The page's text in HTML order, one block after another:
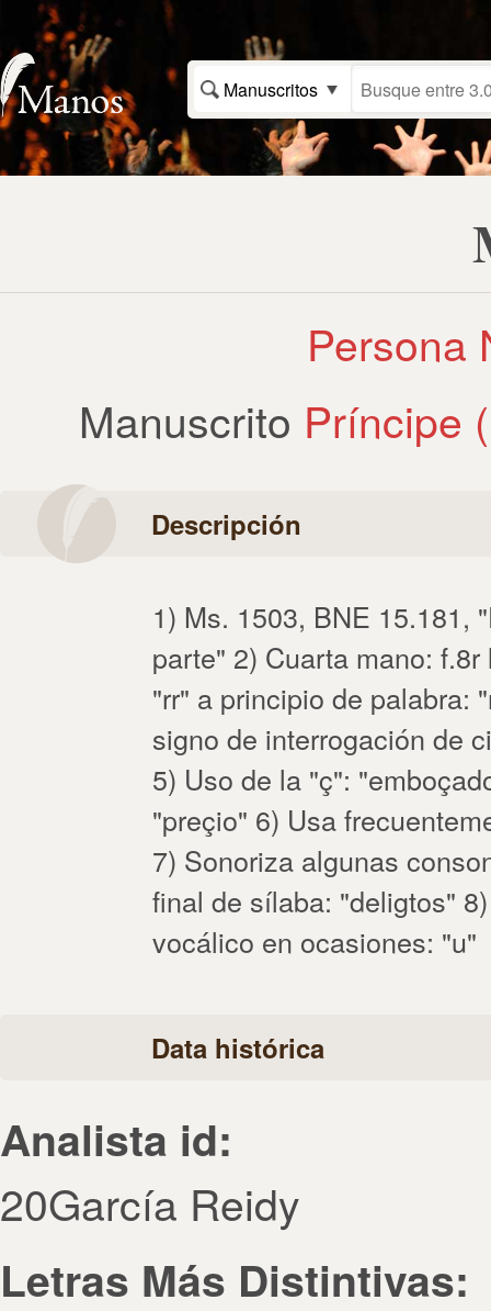
Manuscritos
Persona
Manuscrito Príncipe
Descripción
1) Ms. 1503, BNE 15.181,
parte" 2) Cuarta mano:
"rr" a principio de palabra:
signo de interrogación de
5) Uso de la "ç":
"preçio" 6) Usa
7) Sonoriza algunas
final de sílaba: "deligtos"
vocálico en ocasiones: "u"
Data histórica
Analista id:
20García Reidy
Letras Más Distintivas: